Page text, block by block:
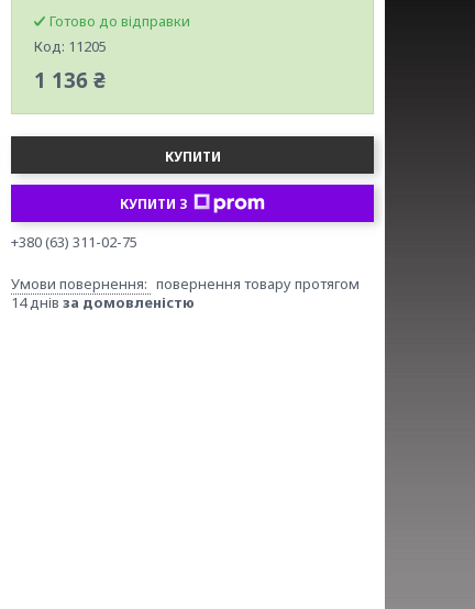
Готово до відправки
Код: 11205
1 136 ₴
КУПИТИ
КУПИТИ З
+380 (63) 311-02-75
повернення товару протягом
14 днів за домовленістю